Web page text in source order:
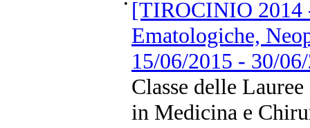
• [TIROCINIO 2014
Ematologiche,
15/06/2015 - 30/
Classe delle
in Medicina e